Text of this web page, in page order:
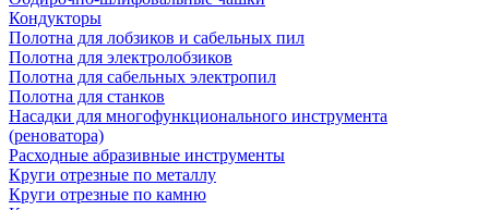
Кондукторы
Полотна для лобзиков и сабельных пил
Полотна для электролобзиков
Полотна для сабельных электропил
Полотна для станков
Насадки для многофункционального инструмента
(реноватора)
Расходные абразивные инструменты
Круги отрезные по металлу
Круги отрезные по камню